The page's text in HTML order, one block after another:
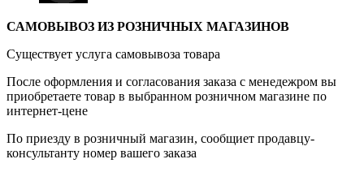
САМОВЫВОЗ ИЗ РОЗНИЧНЫХ МАГАЗИНОВ
Существует услуга самовывоза товара
После оформления и согласования заказа с менедежром вы
приобретаете товар в выбранном розничном магазине по
интернет-цене
По приезду в розничный магазин, сообщиет продавцу-
консультанту номер вашего заказа